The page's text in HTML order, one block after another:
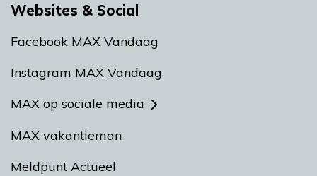
Websites & Social
Facebook MAX Vandaag
Instagram MAX Vandaag
MAX op sociale media
MAX vakantieman
Meldpunt Actueel